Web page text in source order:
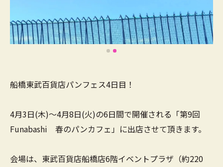
船橋東武百貨店パンフェス4日目！
4月3日(木)～4月8日(火)の6日間で開催される「第9回
Funabashi 春のパンカフェ」に出店させて頂きます。
会場は、東武百貨店船橋店6階イベントプラザ（約220